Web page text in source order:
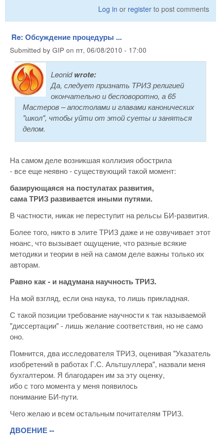
Log in or register to post comments
Re: Обсуждение процедуры ...
Submitted by GIP on пт, 06/08/2010 - 17:00
Leonidwrote:
Да, следует признать ТРИЗ религией
окончательно и бесповоротно, а 65
Мастеров – апостолами и главами канонических
"школ", чтобы уйти от этой суеты и заняться
делом.
На самом деле возникшая коллизия обострила
- все еще неявно - существующий такой момент:
базирующаяся на постулатах развития,
сама ТРИЗ развивается иными путями.
В частности, никак не переступит на рельсы БИ-развития.
Более того, никто в элите ТРИЗ даже и не озвучивает этот
нюанс, что вызывает ощущение, что разные всякие
методики и теории в ней на самом деле важны только их
авторам.
Равно как - и надумана научность ТРИЗ.
На мой взгляд, если она наука, то лишь прикладная.
С такой позиции требование научности к так называемой
"диссертации" - лишь желание соответствия, но не само
оно.
Помнится, два исследователя ТРИЗ, оценивая "Указатель
изобретений в работах Г.С. Альтшуллера", назвали меня
бухгалтером. Я благодарен им за эту оценку,
ибо с того момента у меня появилось
понимание БИ-пути.
Чего желаю и всем остальным почитателям ТРИЗ.
ДВОЕНИЕ --